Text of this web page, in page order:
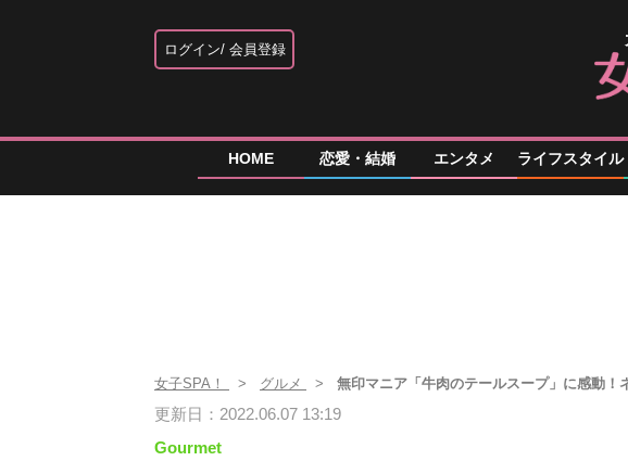
ログイン 会員登録
HOME 恋愛・結婚 エンタメ ライフスタイル
女子SPA！ グルメ 無印マニア「牛肉のテールスープ」に感動！
更新日：2022.06.07 13:19
Gourmet